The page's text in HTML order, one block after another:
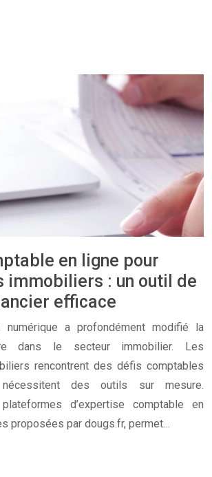
en ligne pour
immobiliers : un outil de
efficace
numérique a profondément modifié la
dans le secteur immobilier. Les
rencontrent des défis comptables
des outils sur mesure.
d’expertise comptable en
proposées par dougs.fr, permet…